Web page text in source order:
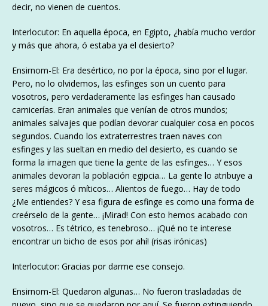
decir, no vienen de cuentos.
Interlocutor: En aquella época, en Egipto, ¿había mucho verdor
y más que ahora, ó estaba ya el desierto?
Ensirnom-El: Era desértico, no por la época, sino por el lugar.
Pero, no lo olvidemos, las esfinges son un cuento para
vosotros, pero verdaderamente las esfinges han causado
carnicerías. Eran animales que venían de otros mundos;
animales salvajes que podían devorar cualquier cosa en pocos
segundos. Cuando los extraterrestres traen naves con
esfinges y las sueltan en medio del desierto, es cuando se
forma la imagen que tiene la gente de las esfinges… Y esos
animales devoran la población egipcia… La gente lo atribuye a
seres mágicos ó míticos… Alientos de fuego… Hay de todo
¿Me entiendes? Y esa figura de esfinge es como una forma de
creérselo de la gente… ¡Mirad! Con esto hemos acabado con
vosotros… Es tétrico, es tenebroso… ¡Qué no te interese
encontrar un bicho de esos por ahí! (risas irónicas)
Interlocutor: Gracias por darme ese consejo.
Ensirnom-El: Quedaron algunas… No fueron trasladadas de